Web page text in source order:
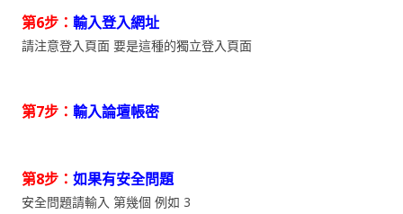
第6步： 輸入登入網址
請注意登入頁面 要是這種的獨立登入頁面
第7步： 輸入論壇帳密
第8步： 如果有安全問題
安全問題請輸入 第幾個 例如 3